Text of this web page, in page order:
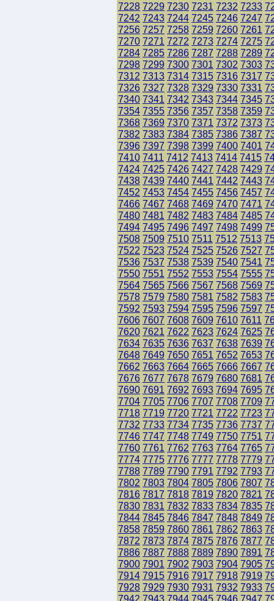
7228 7229 7230 7231 7232 7233
7242 7243 7244 7245 7246 7247
7256 7257 7258 7259 7260 7261
7270 7271 7272 7273 7274 7275
7284 7285 7286 7287 7288 7289
7298 7299 7300 7301 7302 7303
7312 7313 7314 7315 7316 7317
7326 7327 7328 7329 7330 7331
7340 7341 7342 7343 7344 7345
7354 7355 7356 7357 7358 7359
7368 7369 7370 7371 7372 7373
7382 7383 7384 7385 7386 7387
7396 7397 7398 7399 7400 7401
7410 7411 7412 7413 7414 7415
7424 7425 7426 7427 7428 7429
7438 7439 7440 7441 7442 7443
7452 7453 7454 7455 7456 7457
7466 7467 7468 7469 7470 7471
7480 7481 7482 7483 7484 7485
7494 7495 7496 7497 7498 7499
7508 7509 7510 7511 7512 7513
7522 7523 7524 7525 7526 7527
7536 7537 7538 7539 7540 7541
7550 7551 7552 7553 7554 7555
7564 7565 7566 7567 7568 7569
7578 7579 7580 7581 7582 7583
7592 7593 7594 7595 7596 7597
7606 7607 7608 7609 7610 7611
7620 7621 7622 7623 7624 7625
7634 7635 7636 7637 7638 7639
7648 7649 7650 7651 7652 7653
7662 7663 7664 7665 7666 7667
7676 7677 7678 7679 7680 7681
7690 7691 7692 7693 7694 7695
7704 7705 7706 7707 7708 7709
7718 7719 7720 7721 7722 7723
7732 7733 7734 7735 7736 7737
7746 7747 7748 7749 7750 7751
7760 7761 7762 7763 7764 7765
7774 7775 7776 7777 7778 7779
7788 7789 7790 7791 7792 7793
7802 7803 7804 7805 7806 7807
7816 7817 7818 7819 7820 7821
7830 7831 7832 7833 7834 7835
7844 7845 7846 7847 7848 7849
7858 7859 7860 7861 7862 7863
7872 7873 7874 7875 7876 7877
7886 7887 7888 7889 7890 7891
7900 7901 7902 7903 7904 7905
7914 7915 7916 7917 7918 7919
7928 7929 7930 7931 7932 7933
7942 7943 7944 7945 7946 7947